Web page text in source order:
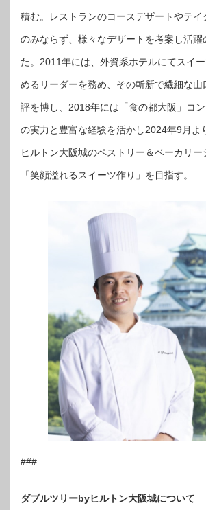
積む。レストランのコースデザートやテイ
のみならず、様々なデザートを考案し活躍
た。2011年には、外資系ホテルにてスイ
めるリーダーを務め、その斬新で繊細な山
評を博し、2018年には「食の都大阪」コ
の実力と豊富な経験を活かし2024年9月よ
ヒルトン大阪城のペストリー＆ベーカリー
「笑顔溢れるスイーツ作り」を目指す。
###
ダブルツリーbyヒルトン大阪城について